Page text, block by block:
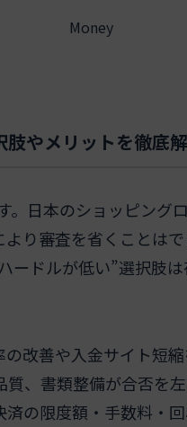
Money
やメリットを徹底
日本のショッピングロ
り審査を省くことはで
ードルが低い”選択肢
改善や入金サイト短
、書類整備が合否を左
の限度額・手数料・